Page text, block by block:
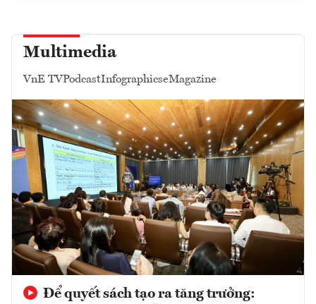
Multimedia
VnE TVPodcastInfographicseMagazine
Để quyết sách tạo ra tăng trưởng: